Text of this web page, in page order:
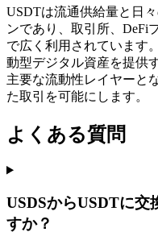
USDTは流通供給量と日
ンであり、取引所、DeFi
で広く利用されています
動型デジタル資産を提供
主要な流動性レイヤーと
た取引を可能にします。
よくある質問
USDSからUSDTに交
すか？